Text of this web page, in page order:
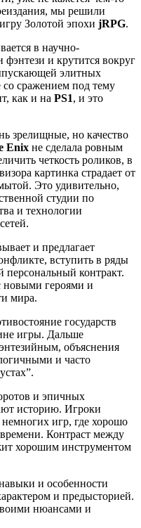
мы решили
Золотой эпохи jRPG.
в научно-
и крутится вокруг
элитных
сражением под тему
как и на PS1, и это
зрелищные, но качество
Enix не сделала ровным
четкость роликов, в
картинка страдает от
Это удивительно,
студии по
и технологии
и предлагает
вступить в ряды
персональный контракт.
новыми героями и
мира.
государств
игры. Дальше
объяснения
и часто
и эпичных
историю. Игроки
игр, где хорошо
Контраст между
хорошим инструментом
и особенности
и предысторией.
нюансами и